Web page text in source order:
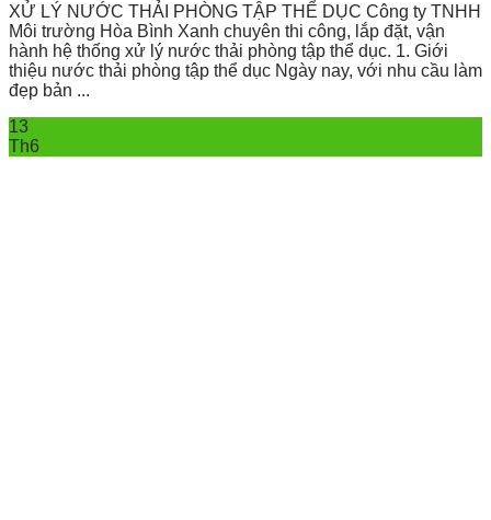
XỬ LÝ NƯỚC THẢI PHÒNG TẬP THỂ DỤC Công ty TNHH
Môi trường Hòa Bình Xanh chuyên thi công, lắp đặt, vận
hành hệ thống xử lý nước thải phòng tập thể dục. 1. Giới
thiệu nước thải phòng tập thể dục Ngày nay, với nhu cầu làm
đẹp bản ...
13
Th6